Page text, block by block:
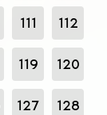
111 112
119 120
127 128